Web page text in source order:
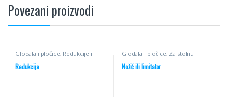
Povezani proizvodi
Glodala i pločice, Redukcije i
distanc prstenovi
Redukcija
Glodala i pločice, Za stolnu
,
Nožić ili limitator